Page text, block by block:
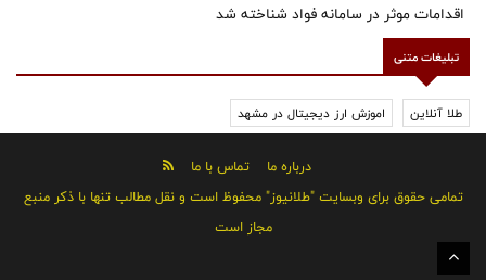
اقدامات موثر در سامانه فواد شناخته شد
تبلیغات متنی
طلا آنلاین اموزش ارز دیجیتال در مشهد
درباره ما
تماس با ما
تمامی حقوق برای وبسایت "طلانیوز" محفوظ است و نقل مطالب تنها با ذکر منبع
مجاز است